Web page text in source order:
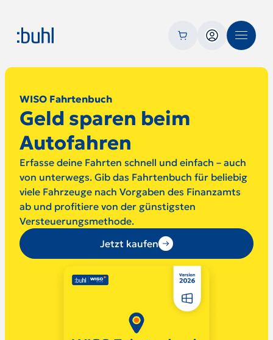
WISO Fahrtenbuch
Geld sparen beim
Autofahren
Erfasse deine Fahrten schnell und einfach – auch
von unterwegs. Gib das Fahrtenbuch für beliebig
viele Fahrzeuge nach Vorgaben des Finanzamts
ab und profitiere von der günstigsten
Versteuerungsmethode.
Jetzt kaufen